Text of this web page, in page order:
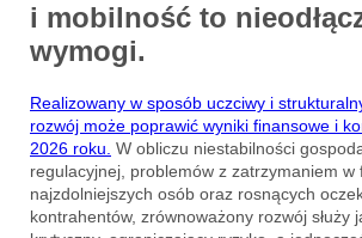
i mobilność to
wymogi.
Realizowany w sposób uczciwy i
rozwój może poprawić wyniki finansowe i
2026 roku. W obliczu niestabilności
regulacyjnej, problemów z zatrzymaniem w
najzdolniejszych osób oraz rosnących
kontrahentów, zrównoważony rozwój służy